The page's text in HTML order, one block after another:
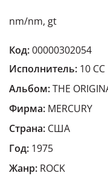
nm/nm, gt
Код:00000302054
Исполнитель: 10 CC
Альбом:THE
Фирма: MERCURY
Страна: США
Год: 1975
Жанр: ROCK